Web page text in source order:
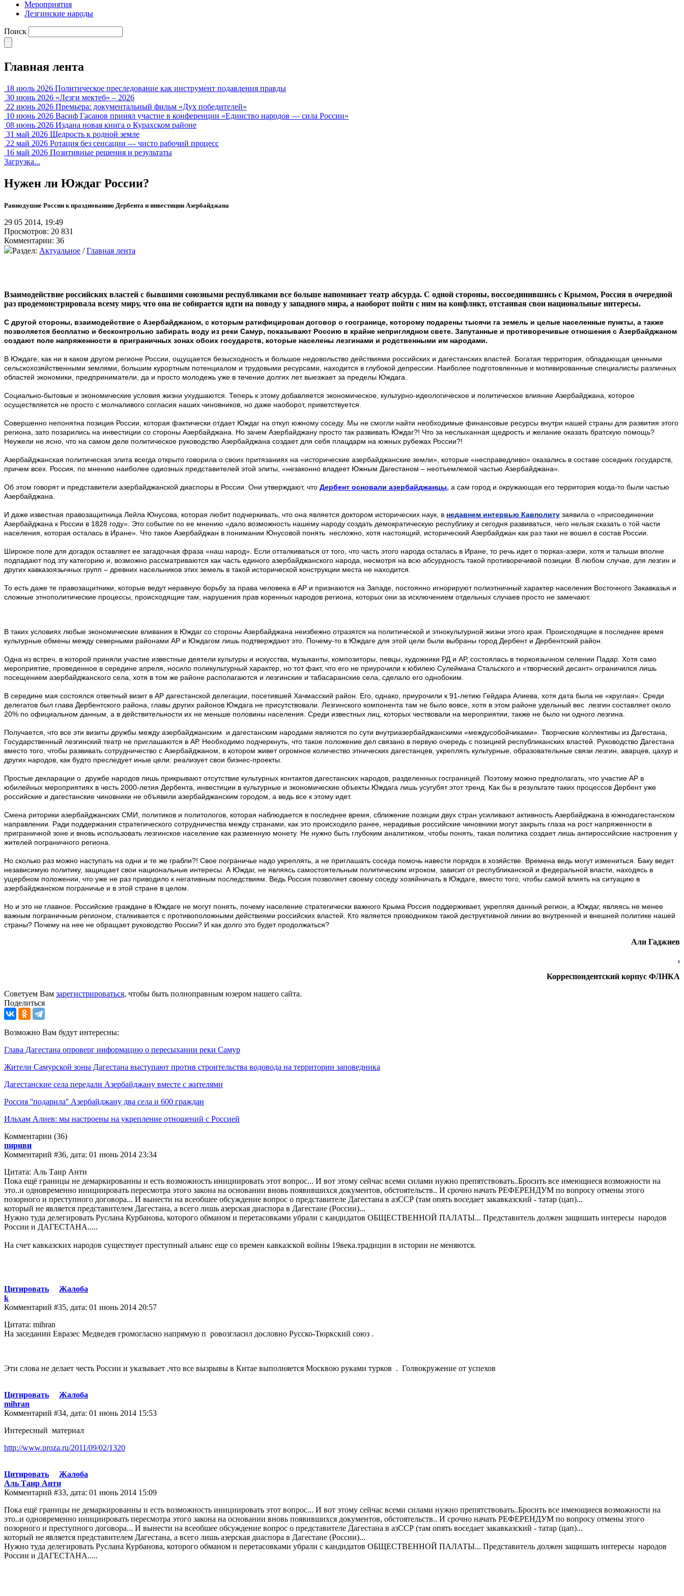
Мероприятия
Лезгинские народы
Поиск
Главная лента
18 июль 2026 Политическое преследование как инструмент подавления правды
30 июнь 2026 «Лезги мектеб» – 2026
22 июнь 2026 Премьера: документальный фильм «Дух победителей»
10 июнь 2026 Васиф Гасанов принял участие в конференции «Единство народов — сила России»
08 июнь 2026 Издана новая книга о Курахском районе
31 май 2026 Щедрость к родной земле
22 май 2026 Ротация без сенсации — чисто рабочий процесс
16 май 2026 Позитивные решения и результаты
Загрузка...
Нужен ли Юждаг России?
Равнодушие России к празднованию Дербента и инвестиции Азербайджана
29 05 2014, 19:49
Просмотров: 20 831
Комментарии: 36
Раздел: Актуальное /Главная лента
Взаимодействие российских властей с бывшими союзными республиками все больше напоминает театр абсурда. С одной стороны, воссоединившись с Крымом, Россия в очередной
раз продемонстрировала всему миру, что она не собирается идти на поводу у западного мира, а наоборот пойти с ним на конфликт, отстаивая свои национальные интересы.
С другой стороны, взаимодействие с Азербайджаном, с которым ратифицирован договор о госгранице, которому подарены тысячи га земель и целые населенные пункты, а также
позволяется бесплатно и бесконтрольно забирать воду из реки Самур, показывают Россию в крайне неприглядном свете. Запутанные и противоречивые отношения с Азербайджаном
создают поле напряженности в приграничных зонах обоих государств, которые населены лезгинами и родственными им народами.
В Юждаге, как ни в каком другом регионе России, ощущается безысходность и большое недовольство действиями российских и дагестанских властей. Богатая территория, обладающая ценными
сельскохозяйственными землями, большим курортным потенциалом и трудовыми ресурсами, находится в глубокой депрессии. Наиболее подготовленные и мотивированные специалисты различных
областей экономики, предприниматели, да и просто молодежь уже в течение долгих лет выезжает за пределы Юждага.
Социально-бытовые и экономические условия жизни ухудшаются. Теперь к этому добавляется экономическое, культурно-идеологическое и политическое влияние Азербайджана, которое
осуществляется не просто с молчаливого согласия наших чиновников, но даже наоборот, приветствуется.
Совершенно непонятна позиция России, которая фактически отдает Юждаг на откуп южному соседу. Мы не смогли найти необходимые финансовые ресурсы внутри нашей страны для развития этого
региона, зато позарились на инвестиции со стороны Азербайджана. Но зачем Азербайджану просто так развивать Юждаг?! Что за неслыханная щедрость и желание оказать братскую помощь?
Неужели не ясно, что на самом деле политическое руководство Азербайджана создает для себя плацдарм на южных рубежах России?!
Азербайджанская политическая элита всегда открыто говорила о своих притязаниях на «исторические азербайджанские земли», которые «несправедливо» оказались в составе соседних государств,
причем всех. Россия, по мнению наиболее одиозных представителей этой элиты, «незаконно владеет Южным Дагестаном – неотъемлемой частью Азербайджана».
Об этом говорят и представители азербайджанской диаспоры в России. Они утверждают, что Дербент основали азербайджанцы, а сам город и окружающая его территория когда-то были частью
Азербайджана.
И даже известная правозащитница Лейла Юнусова, которая любит подчеркивать, что она является доктором исторических наук, в недавнем интервью Кавполиту заявила о «присоединении
Азербайджана к России в 1828 году». Это событие по ее мнению «дало возможность нашему народу создать демократическую республику и сегодня развиваться, чего нельзя сказать о той части
населения, которая осталась в Иране». Что такое Азербайджан в понимании Юнусовой понять несложно, хотя настоящий, исторический Азербайджан как раз таки не вошел в состав России.
Широкое поле для догадок оставляет ее загадочная фраза «наш народ». Если отталкиваться от того, что часть этого народа осталась в Иране, то речь идет о тюрках-азери, хотя и талыши вполне
подпадают под эту категорию и, возможно рассматриваются как часть единого азербайджанского народа, несмотря на всю абсурдность такой противоречивой позиции. В любом случае, для лезгин и
других кавказоязычных групп – древних насельников этих земель в такой исторической конструкции места не находится.
То есть даже те правозащитники, которые ведут неравную борьбу за права человека в АР и признаются на Западе, постоянно игнорируют полиэтничный характер населения Восточного Закавказья и
сложные этнополитические процессы, происходящие там, нарушения прав коренных народов региона, которых они за исключением отдельных случаев просто не замечают.
В таких условиях любые экономические вливания в Юждаг со стороны Азербайджана неизбежно отразятся на политической и этнокультурной жизни этого края. Происходящие в последнее время
культурные обмены между северными районами АР и Юждагом лишь подтверждают это. Почему-то в Юждаге для этой цели были выбраны город Дербент и Дербентский район.
Одна из встреч, в которой приняли участие известные деятели культуры и искусства, музыканты, композиторы, певцы, художники РД и АР, состоялась в тюркоязычном селении Падар. Хотя само
мероприятие, проведенное в середине апреля, носило поликультурный характер, но тот факт, что его не приурочили к юбилею Сулеймана Стальского и «творческий десант» ограничился лишь
посещением азербайджанского села, хотя в том же районе располагаются и лезгинские и табасаранские села, сделало его однобоким.
В середине мая состоялся ответный визит в АР дагестанской делегации, посетившей Хачмасский район. Его, однако, приурочили к 91-летию Гейдара Алиева, хотя дата была не «круглая». Среди
делегатов был глава Дербентского района, главы других районов Юждага не присутствовали. Лезгинского компонента там не было вовсе, хотя в этом районе удельный вес лезгин составляет около
20% по официальном данным, а в действительности их не меньше половины населения. Среди известных лиц, которых чествовали на мероприятии, также не было ни одного лезгина.
Получается, что все эти визиты дружбы между азербайджанским и дагестанским народами являются по сути внутриазербайджанскими «междусобойчиками». Творческие коллективы из Дагестана,
Государственный лезгинский театр не приглашаются в АР. Необходимо подчеркнуть, что такое положение дел связано в первую очередь с позицией республиканских властей. Руководство Дагестана
вместо того, чтобы развивать сотрудничество с Азербайджаном, в котором живет огромное количество этнических дагестанцев, укреплять культурные, образовательные связи лезгин, аварцев, цахур и
других народов, как будто преследует иные цели: реализует свои бизнес-проекты.
Простые декларации о дружбе народов лишь прикрывают отсутствие культурных контактов дагестанских народов, разделенных госграницей. Поэтому можно предполагать, что участие АР в
юбилейных мероприятиях в честь 2000-летия Дербента, инвестиции в культурные и экономические объекты Юждага лишь усугубят этот тренд. Как бы в результате таких процессов Дербент уже
российские и дагестанские чиновники не объявили азербайджанским городом, а ведь все к этому идет.
Смена риторики азербайджанских СМИ, политиков и политологов, которая наблюдается в последнее время, сближение позиции двух стран усиливают активность Азербайджана в южнодагестанском
направлении. Ради поддержания стратегического сотрудничества между странами, как это происходило ранее, нерадивые российские чиновники могут закрыть глаза на рост напряженности в
приграничной зоне и вновь использовать лезгинское население как разменную монету. Не нужно быть глубоким аналитиком, чтобы понять, такая политика создает лишь антироссийские настроения у
жителей пограничного региона.
Но сколько раз можно наступать на одни и те же грабли?! Свое пограничье надо укреплять, а не приглашать соседа помочь навести порядок в хозяйстве. Времена ведь могут измениться. Баку ведет
независимую политику, защищает свои национальные интересы. А Юждаг, не являясь самостоятельным политическим игроком, зависит от республиканской и федеральной власти, находясь в
ущербном положении, что уже не раз приводило к негативным последствиям. Ведь Россия позволяет своему соседу хозяйничать в Юждаге, вместо того, чтобы самой влиять на ситуацию в
азербайджанском пограничье и в этой стране в целом.
Но и это не главное. Российские граждане в Юждаге не могут понять, почему население стратегически важного Крыма Россия поддерживает, укрепляя данный регион, а Юждаг, являясь не менее
важным пограничным регионом, сталкивается с противоположными действиями российских властей. Кто является проводником такой деструктивной линии во внутренней и внешней политике нашей
страны? Почему на нее не обращает руководство России? И как долго это будет продолжаться?
Али Гаджиев
.
Корреспондентский корпус ФЛНКА
Советуем Вам зарегистрироваться, чтобы быть полноправным юзером нашего сайта.
Поделиться
Возможно Вам будут интересны:
Глава Дагестана опроверг информацию о пересыхании реки Самур
Жители Самурской зоны Дагестана выступают против строительства водовода на территории заповедника
Дагестанские села передали Азербайджану вместе с жителями
Россия ''подарила'' Азербайджану два села и 600 граждан
Ильхам Алиев: мы настроены на укрепление отношений с Россией
Комментарии (36)
пириви
Комментарий #36, дата: 01 июнь 2014 23:34
Цитата: Аль Таир Анти
Пока ещё границы не демаркированны и есть возможность инициировать этот вопрос... И вот этому сейчас всеми силами нужно препятствовать..Бросить все имеющиеся возможности на
это..и одновременно инициировать пересмотра этого закона на основании вновь появившихся документов, обстоятельств.. И срочно начать РЕФЕРЕНДУМ по вопросу отмены этого
позорного и преступного договора... И вынести на всеобшее обсуждение вопрос о представителе Дагестана в азССР (там опять воседает закавказский - татар (цап)...
который не является представителем Дагестана, а всего лишь азерская диаспора в Дагестане (России)...
Нужно туда делегировать Руслана Курбанова, которого обманом и перетасовками убрали с кандидатов ОБЩЕСТВЕННОЙ ПАЛАТЫ... Представитель должен защишать интересы народов
России и ДАГЕСТАНА.....
На счет кавказских народов существует преступный альянс еще со времен кавказской войны 19века.традиции в истории не меняются.
Цитировать
Жалоба
k
Комментарий #35, дата: 01 июнь 2014 20:57
Цитата: mihran
На заседании Евразес Медведев громогласно напрямую п ровозгласил дословно Русско-Тюркский союз .
Эти слова не делает честь России и указывает ,что все вызрывы в Китае выполняется Москвою руками турков . Голвокружение от успехов
Цитировать
Жалоба
mihran
Комментарий #34, дата: 01 июнь 2014 15:53
Интересный материал
http://www.proza.ru/2011/09/02/1320
Цитировать
Жалоба
Аль Таир Анти
Комментарий #33, дата: 01 июнь 2014 15:09
Пока ещё границы не демаркированны и есть возможность инициировать этот вопрос... И вот этому сейчас всеми силами нужно препятствовать..Бросить все имеющиеся возможности на
это..и одновременно инициировать пересмотра этого закона на основании вновь появившихся документов, обстоятельств.. И срочно начать РЕФЕРЕНДУМ по вопросу отмены этого
позорного и преступного договора... И вынести на всеобшее обсуждение вопрос о представителе Дагестана в азССР (там опять воседает закавказский - татар (цап)...
который не является представителем Дагестана, а всего лишь азерская диаспора в Дагестане (России)...
Нужно туда делегировать Руслана Курбанова, которого обманом и перетасовками убрали с кандидатов ОБЩЕСТВЕННОЙ ПАЛАТЫ... Представитель должен защишать интересы народов
России и ДАГЕСТАНА.....